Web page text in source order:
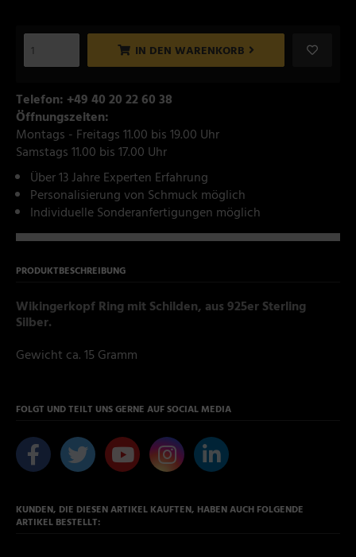
IN DEN WARENKORB
Telefon: +49 40 20 22 60 38
Öffnungszeiten:
Montags - Freitags 11.00 bis 19.00 Uhr
Samstags 11.00 bis 17.00 Uhr
Über 13 Jahre Experten Erfahrung
Personalisierung von Schmuck möglich
Individuelle Sonderanfertigungen möglich
PRODUKTBESCHREIBUNG
Wikingerkopf Ring mit Schilden, aus 925er Sterling
Silber.
Gewicht ca. 15 Gramm
FOLGT UND TEILT UNS GERNE AUF SOCIAL MEDIA
KUNDEN, DIE DIESEN ARTIKEL KAUFTEN, HABEN AUCH FOLGENDE
ARTIKEL BESTELLT: